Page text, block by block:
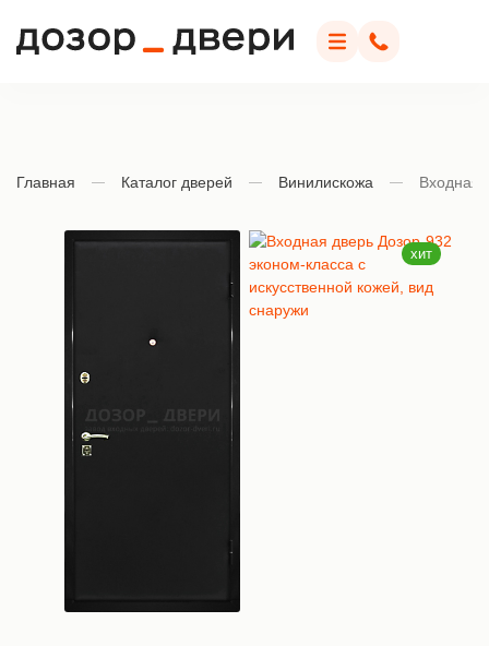
Дозор Двери
МенюПозвонить
Главная Каталог дверей Винилискожа Входная